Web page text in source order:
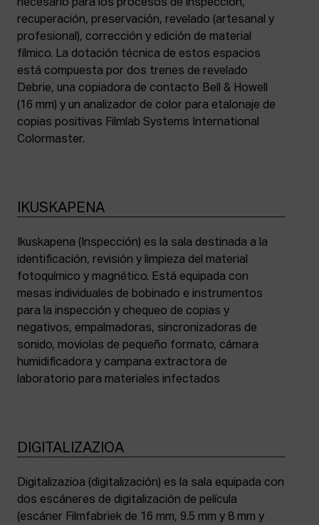
necesario para los procesos de inspección,
recuperación, preservación, revelado (artesanal y
profesional), corrección y edición de material
fílmico. La dotación técnica de estos espacios
está compuesta por dos trenes de revelado
Debrie, una copiadora de contacto Bell & Howell
(16 mm) y un analizador de color para etalonaje de
copias positivas Filmlab Systems International
Colormaster.
IKUSKAPENA
Ikuskapena (Inspección) es la sala destinada a la
identificación, revisión y limpieza del material
fotoquímico y magnético. Está equipada con
mesas individuales de bobinado e instrumentos
para la inspección y chequeo de copias y
negativos, empalmadoras, sincronizadoras de
sonido, moviolas de pequeño formato, cámara
humidificadora y campana extractora de
laboratorio para materiales infectados
DIGITALIZAZIOA
Digitalizazioa (digitalización) es la sala equipada con
dos escáneres de digitalización de película
(escáner Filmfabriek de 16 mm, 9.5 mm y 8 mm y